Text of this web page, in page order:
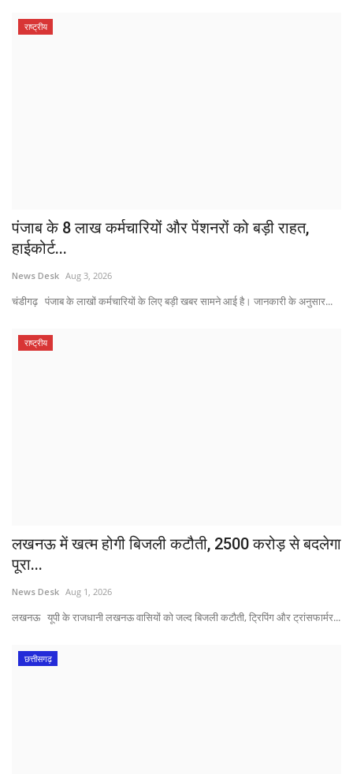
राष्ट्रीय
पंजाब के 8 लाख कर्मचारियों और पेंशनरों को बड़ी राहत,
हाईकोर्ट...
News Desk Aug 3, 2026
चंडीगढ़ पंजाब के लाखों कर्मचारियों के लिए बड़ी खबर सामने आई है। जानकारी के अनुसार...
राष्ट्रीय
लखनऊ में खत्म होगी बिजली कटौती, 2500 करोड़ से बदलेगा
पूरा...
News Desk Aug 1, 2026
लखनऊ यूपी के राजधानी लखनऊ वासियों को जल्द बिजली कटौती, ट्रिपिंग और ट्रांसफार्मर...
छत्तीसगढ़